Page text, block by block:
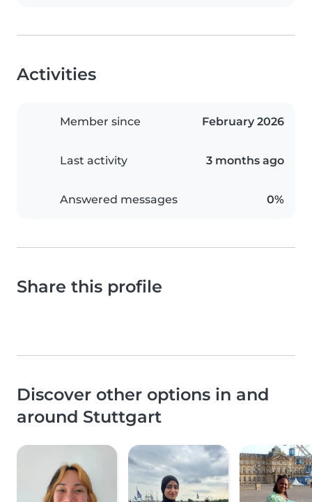
Activities
Member since February 2026
Last activity 3 months ago
Answered messages 0%
Share this profile
Discover other options in and
around Stuttgart